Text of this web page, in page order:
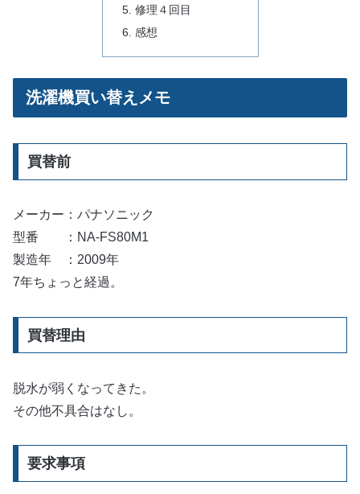
修理４回目
感想
洗濯機買い替えメモ
買替前
メーカー：パナソニック
型番 ：NA-FS80M1
製造年 ：2009年
7年ちょっと経過。
買替理由
脱水が弱くなってきた。
その他不具合はなし。
要求事項